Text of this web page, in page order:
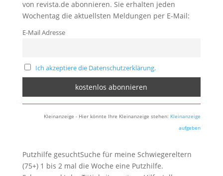
von revista.de abonnieren. Sie erhalten jeden
Wochentag die aktuellsten Meldungen per E-Mail:
E-Mail Adresse
Ich akzeptiere die Datenschutzerklärung.
Kleinanzeige - Hier könnte Ihre Kleinanzeige stehen: Kleinanzeige
aufgeben
Putzhilfe gesuchtSuche für meine Schwiegereltern
(75+) 1 bis 2 mal die Woche eine Putzhilfe.